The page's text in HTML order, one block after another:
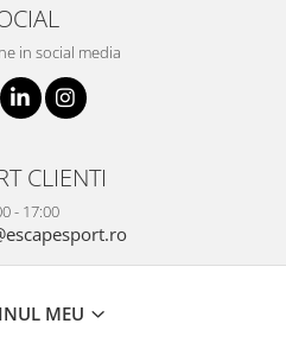
in social media
CLIENTI
- 17:00
MEU